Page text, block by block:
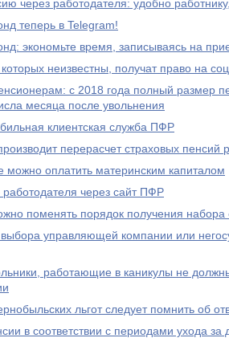
через работодателя: удобно
теперь в Telegram!
экономьте время, записываясь на
неизвестны, получат право на
с 2018 года полный размер
месяца после увольнения
клиентская служба ПФР
перерасчет страховых
можно оплатить материнским капиталом
работодателя через сайт ПФР
поменять порядок получения набора
управляющей компании или
работающие в каникулы не
льгот следует помнить об
в соответствии с периодами ухода за